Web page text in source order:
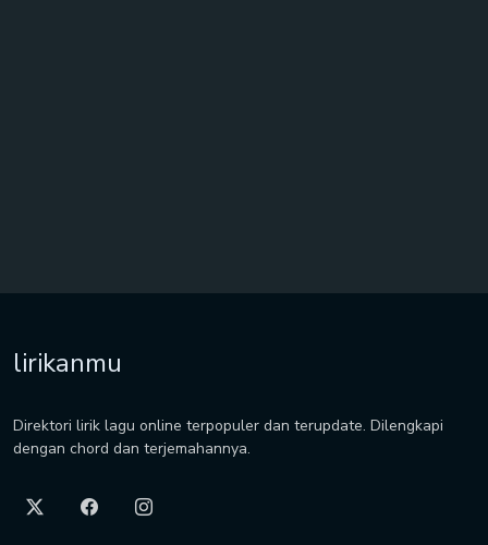
lirikanmu
Direktori lirik lagu online terpopuler dan terupdate. Dilengkapi
dengan chord dan terjemahannya.